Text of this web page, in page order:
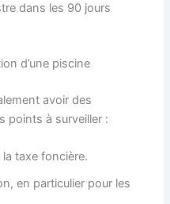
dans les 90 jours
d’une piscine
avoir des
points à surveiller :
taxe foncière.
en particulier pour les